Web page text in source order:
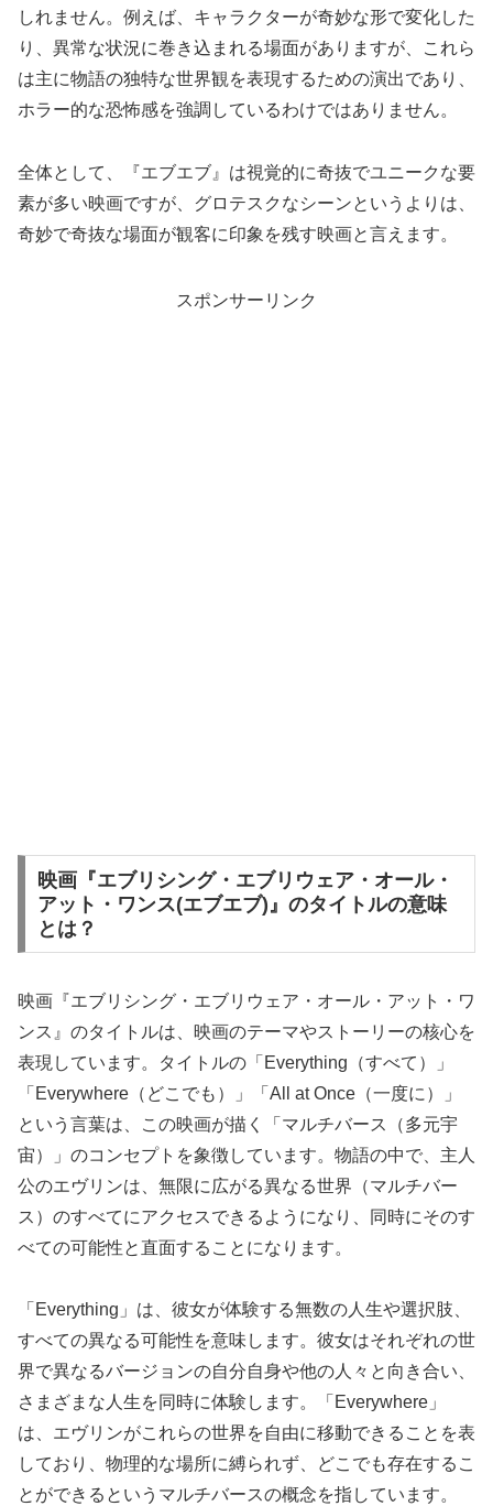
しれません。例えば、キャラクターが奇妙な形で変化した
り、異常な状況に巻き込まれる場面がありますが、これら
は主に物語の独特な世界観を表現するための演出であり、
ホラー的な恐怖感を強調しているわけではありません。
全体として、『エブエブ』は視覚的に奇抜でユニークな要
素が多い映画ですが、グロテスクなシーンというよりは、
奇妙で奇抜な場面が観客に印象を残す映画と言えます。
スポンサーリンク
映画『エブリシング・エブリウェア・オール・
アット・ワンス(エブエブ)』のタイトルの意味
とは？
映画『エブリシング・エブリウェア・オール・アット・ワ
ンス』のタイトルは、映画のテーマやストーリーの核心を
表現しています。タイトルの「Everything（すべて）」
「Everywhere（どこでも）」「All at Once（一度に）」
という言葉は、この映画が描く「マルチバース（多元宇
宙）」のコンセプトを象徴しています。物語の中で、主人
公のエヴリンは、無限に広がる異なる世界（マルチバー
ス）のすべてにアクセスできるようになり、同時にそのす
べての可能性と直面することになります。
「Everything」は、彼女が体験する無数の人生や選択肢、
すべての異なる可能性を意味します。彼女はそれぞれの世
界で異なるバージョンの自分自身や他の人々と向き合い、
さまざまな人生を同時に体験します。「Everywhere」
は、エヴリンがこれらの世界を自由に移動できることを表
しており、物理的な場所に縛られず、どこでも存在するこ
とができるというマルチバースの概念を指しています。